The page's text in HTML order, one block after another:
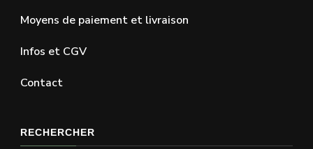
Moyens de paiement et livraison
Infos et CGV
Contact
RECHERCHER